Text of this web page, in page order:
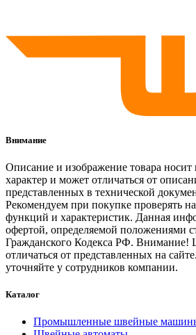
Внимание
Описание и изображение товара
характер и может отличаться от
представленных в технической
Рекомендуем при покупке проверять
функций и характеристик. Данная
офертой, определяемой положениями
Гражданского Кодекса РФ. Внимание!
отличаться от представленных на
уточняйте у сотрудников компании.
Каталог
Промышленные швейные